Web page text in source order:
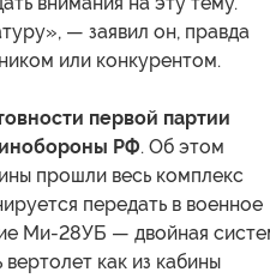
— заявил он, правда
или конкурентом.
первой партии
РФ. Об этом
прошли весь комплекс
передать в военное
Ми-28УБ — двойная
как из кабины